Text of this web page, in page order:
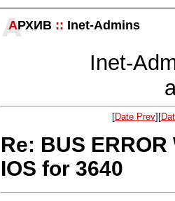
АРХИВ :: Inet-Admins
Inet-
[Date Prev][
Re: BUS
IOS for 3640